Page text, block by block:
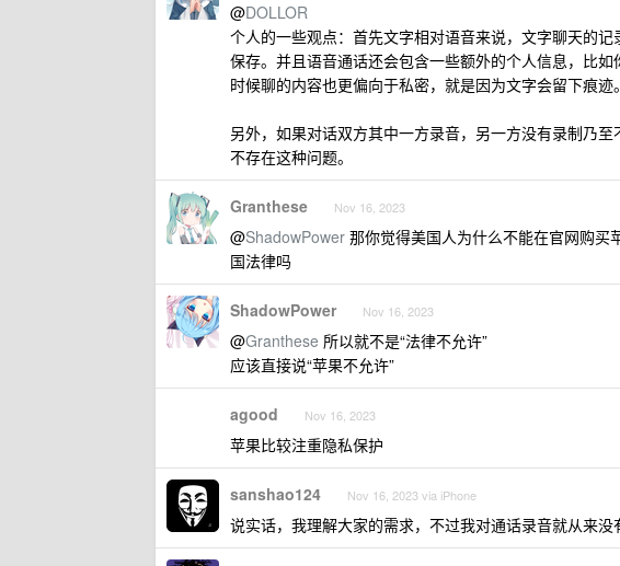
@DOLLOR
个人的一些观点：首先文字相对语音来说，文字聊天的
保存。并且语音通话还会包含一些额外的个人信息，比
时候聊的内容也更偏向于私密，就是因为文字会留下痕迹。
另外，如果对话双方其中一方录音，另一方没有录制乃
不存在这种问题。
Granthese Nov 16, 2023
@ShadowPower 那你觉得美国人为什么不能在官网购
国法律吗
ShadowPower Nov 16, 2023
@Granthese 所以就不是“法律不允许”
应该直接说“苹果不允许”
agood Nov 16, 2023
苹果比较注重隐私保护
sanshao124 Nov 16, 2023 via iPhone
说实话，我理解大家的需求，不过我对通话录音就从来没